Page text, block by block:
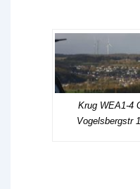
Krug WEA1-4
Vogelsbergstr